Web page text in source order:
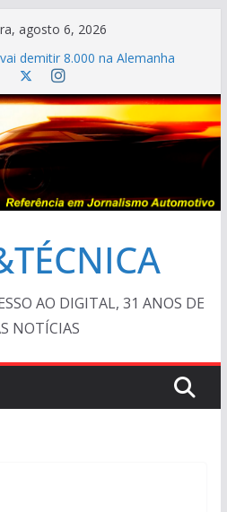
agosto 6, 2026
demitir 8.000 na Alemanha
os antigos no “Poços Classic
FILES #139 – Chevrolet Calibra
mostra sua garagem
esgotada em dois meses
AO DIGITAL, 31 ANOS DE
NOTÍCIAS